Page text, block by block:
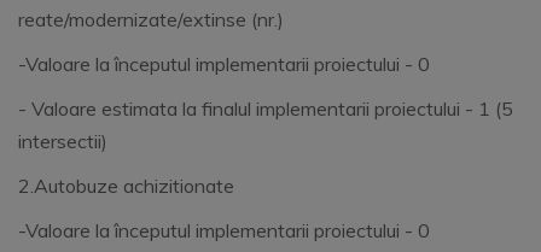
reate/modernizate/extinse (nr.)
-Valoare la începutul implementarii proiectului - 0
- Valoare estimata la finalul implementarii proiectului - 1 (5
intersectii)
2.Autobuze achizitionate
-Valoare la începutul implementarii proiectului - 0